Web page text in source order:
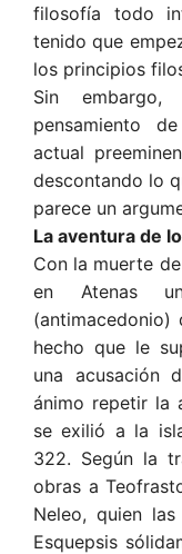
filosofía todo
tenido que
los principios
Sin
pensamiento
actual
descontando lo
parece un
La aventura de
Con la muerte
en Atenas
(antimacedonio)
hecho que le
una acusación
ánimo repetir la
se exilió a la
322. Según la
obras a
Neleo, quien
Esquepsis